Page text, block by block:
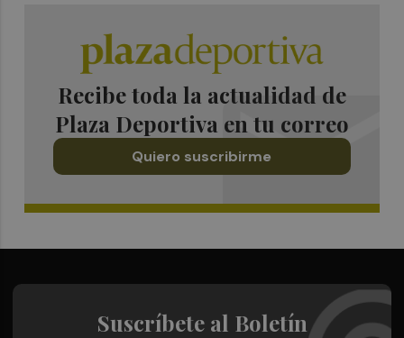
Recibe toda la actualidad de
Plaza Deportiva en tu correo
Quiero suscribirme
Suscríbete al Boletín